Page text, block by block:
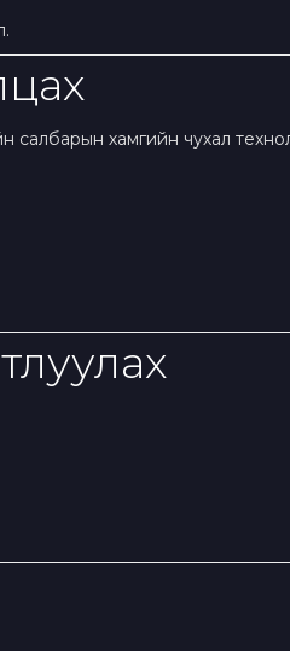
салбарын хамгийн чухал